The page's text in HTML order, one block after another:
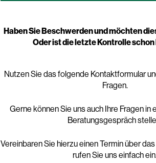
Haben Sie Beschwerden und möchten
Oder ist die letzte Kontrolle
Nutzen Sie das folgende Kontaktformular
Fragen.
Gerne können Sie uns auch Ihre Fragen in
Beratungsgespräch
Vereinbaren Sie hierzu einen Termin über
rufen Sie uns einfach